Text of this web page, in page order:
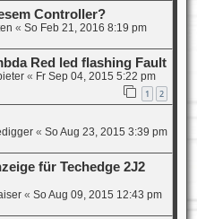
Controller?
« So Feb 21, 2016 8:19 pm
Red led flashing Fault
« Fr Sep 04, 2015 5:22 pm
1 2
« So Aug 23, 2015 3:39 pm
für Techedge 2J2
« So Aug 09, 2015 12:43 pm